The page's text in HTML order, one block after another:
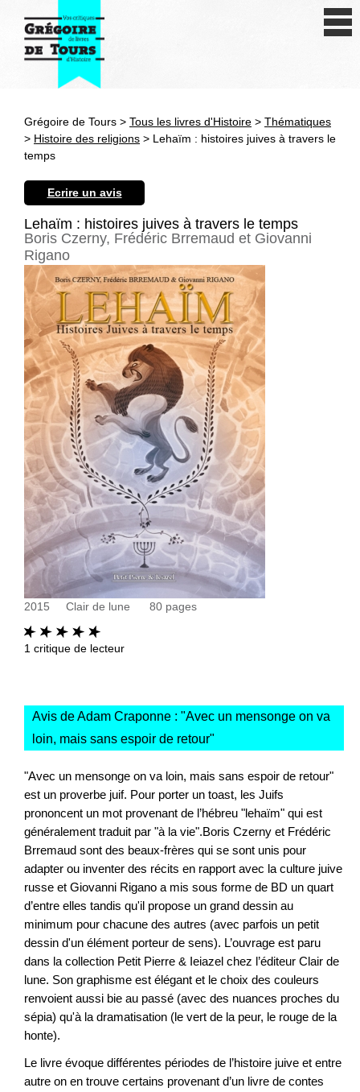
Antiquité
Révolution et XIXe siècle
XXe siècle
Autres civilisations
Thématiques
Grégoire de Tours > Tous les livres d'Histoire > Thématiques
> Histoire des religions > Lehaïm : histoires juives à travers le
temps
Ecrire un avis
Lehaïm : histoires juives à travers le temps
Boris Czerny, Frédéric Brremaud et Giovanni
Rigano
2015 Clair de lune 80 pages
1 critique de lecteur
Avis de Adam Craponne : "Avec un mensonge on va
loin, mais sans espoir de retour"
"Avec un mensonge on va loin, mais sans espoir de retour"
est un proverbe juif. Pour porter un toast, les Juifs
prononcent un mot provenant de l’hébreu "lehaïm" qui est
généralement traduit par "à la vie".Boris Czerny et Frédéric
Brremaud sont des beaux-frères qui se sont unis pour
adapter ou inventer des récits en rapport avec la culture juive
russe et Giovanni Rigano a mis sous forme de BD un quart
d’entre elles tandis qu'il propose un grand dessin au
minimum pour chacune des autres (avec parfois un petit
dessin d'un élément porteur de sens). L’ouvrage est paru
dans la collection Petit Pierre & Ieiazel chez l’éditeur Clair de
lune. Son graphisme est élégant et le choix des couleurs
renvoient aussi bie au passé (avec des nuances proches du
sépia) qu'à la dramatisation (le vert de la peur, le rouge de la
honte).
Le livre évoque différentes périodes de l’histoire juive et entre
autre on en trouve certains provenant d’un livre de contes